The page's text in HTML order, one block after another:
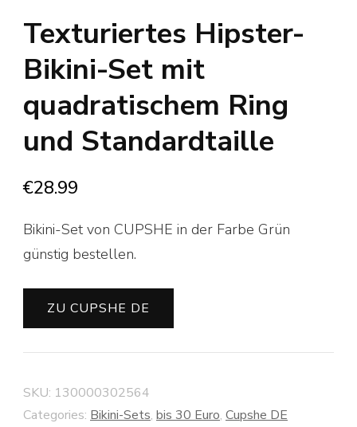
Texturiertes Hipster-
Bikini-Set mit
quadratischem Ring
und Standardtaille
€28.99
Bikini-Set von CUPSHE in der Farbe Grün
günstig bestellen.
ZU CUPSHE DE
SKU: 130000302564
Categories: Bikini-Sets, bis 30 Euro, Cupshe DE